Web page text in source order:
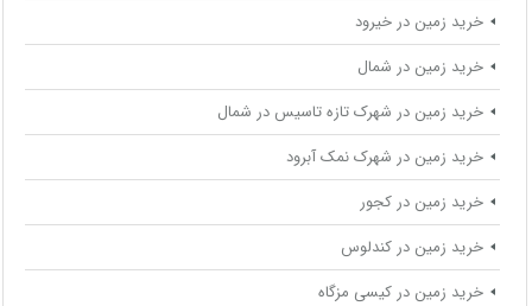
خرید زمین در خیرود
خرید زمین در شمال
خرید زمین در شهرک تازه تاسیس در شمال
خرید زمین در شهرک نمک آبرود
خرید زمین در کجور
خرید زمین در کندلوس
خرید زمین در کیسی مزگاه